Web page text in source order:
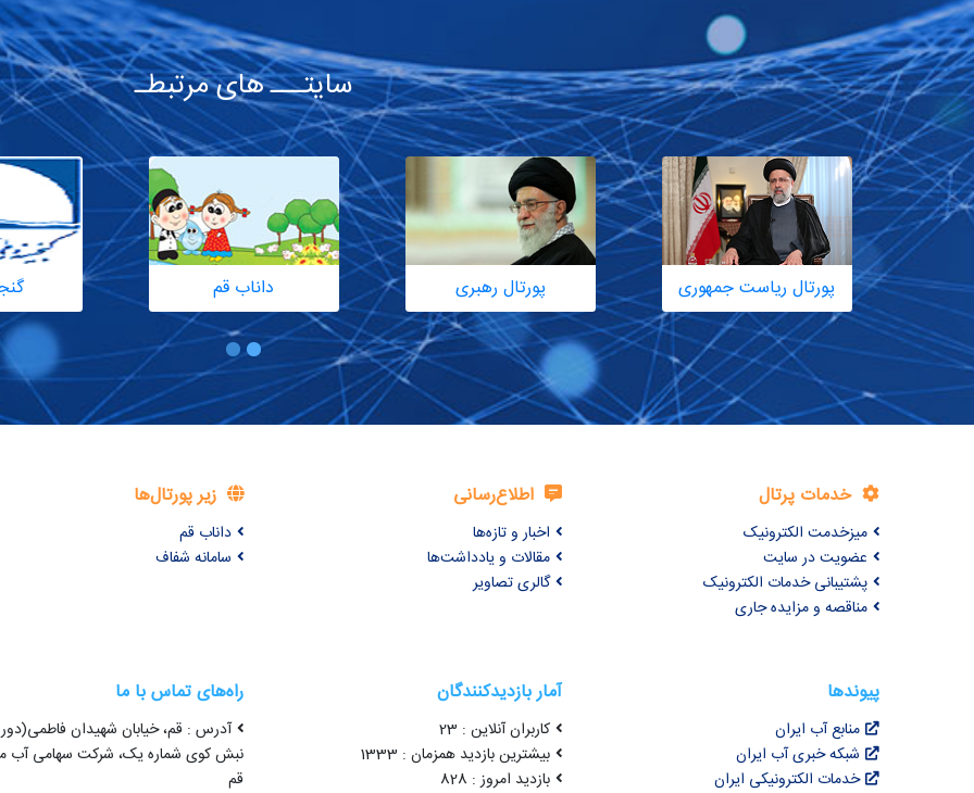
سایتـــ های مرتبطـ
پورتال ریاست جمهوری پورتال رهبری داناب قم
خدمات پرتال
میزخدمت الکترونیک
عضویت در سایت
پشتیبانی خدمات الکترونیک
مناقصه و مزایده جاری
اطلاع‌رسانی
اخبار و تازه‌ها
مقالات و یادداشت‌ها
گالری تصاویر
زیر پورتال‌ها
داناب قم
سامانه شفاف
پیوندها
منابع آب ایران
شبکه خبری آب ایران
خدمات الکترونیکی ایران
آمار بازدیدکنندگان
کاربران آنلاین : 23
بیشترین بازدید همزمان : 1333
بازدید امروز : 828
راه‌های تماس با ما
آدرس : قم، خیابان شهیدان
نبش کوی شماره یک، شرکت سهامی آب
قم